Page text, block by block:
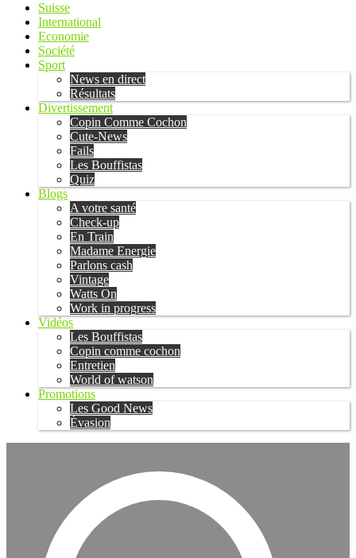
Suisse
International
Economie
Société
Sport
News en direct
Résultats
Divertissement
Copin Comme Cochon
Cute-News
Fails
Les Bouffistas
Quiz
Blogs
A votre santé
Check-up
En Train
Madame Energie
Parlons cash
Vintage
Watts On
Work in progress
Vidéos
Les Bouffistas
Copin comme cochon
Entretien
World of watson
Promotions
Les Good News
Évasion